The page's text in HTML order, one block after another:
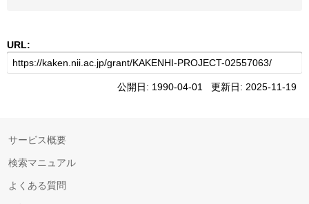
URL:
公開日: 1990-04-01 更新日: 2025-11-19
サービス概要
検索マニュアル
よくある質問